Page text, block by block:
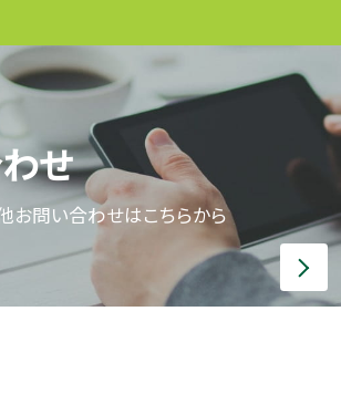
せ
お問い合わせはこちらから